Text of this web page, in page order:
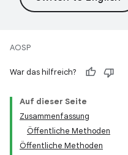
AOSP
War das hilfreich?
Auf dieser Seite
Zusammenfassung
Öffentliche Methoden
Öffentliche Methoden